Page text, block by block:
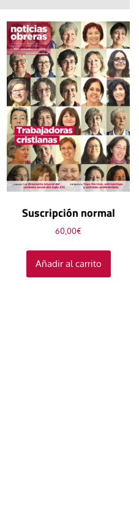
Suscripción normal
60,00€
Añadir al carrito